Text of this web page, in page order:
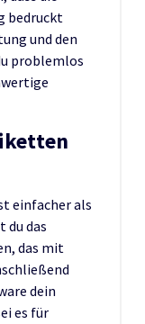
bedruckt
und den
problemlos
einfacher als
du das
das mit
dein
es für